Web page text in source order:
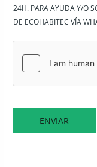
24H. PARA AYUDA Y/O
DE ECOHABITEC VÍA
ENVIAR